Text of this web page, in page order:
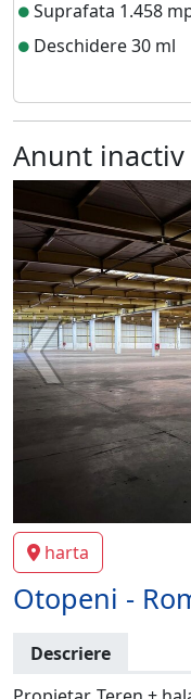
Suprafata 1.458
Deschidere 30 ml
Anunt inactiv
harta
Otopeni -
Descriere